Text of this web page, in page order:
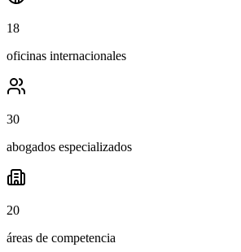
18
oficinas internacionales
30
abogados especializados
20
áreas de competencia